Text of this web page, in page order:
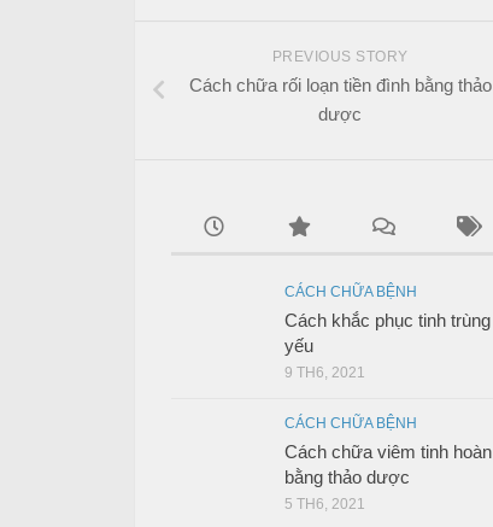
PREVIOUS STORY
Cách chữa rối loạn tiền đình bằng thảo
dược
CÁCH CHỮA BỆNH
Cách khắc phục tinh trùng
yếu
9 TH6, 2021
CÁCH CHỮA BỆNH
Cách chữa viêm tinh hoàn
bằng thảo dược
5 TH6, 2021